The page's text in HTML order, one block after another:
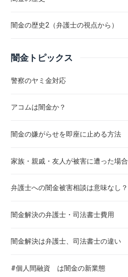
闇金の歴史2（弁護士の視点から）
闇金トピックス
警察のヤミ金対応
アコムは闇金か？
闇金の嫌がらせを即座に止める方法
家族・親戚・友人が被害に遭った場合
弁護士への闇金被害相談は意味なし？
闇金解決の弁護士・司法書士費用
闇金解決は弁護士、司法書士の違い
#個人間融資 は闇金の新業態